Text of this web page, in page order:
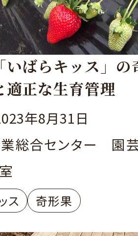
いばらキッス」の
適正な生育管理
年8月31日
業総合センター
ス 奇形果